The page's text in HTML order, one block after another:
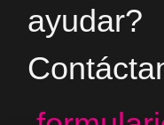
ayudar?